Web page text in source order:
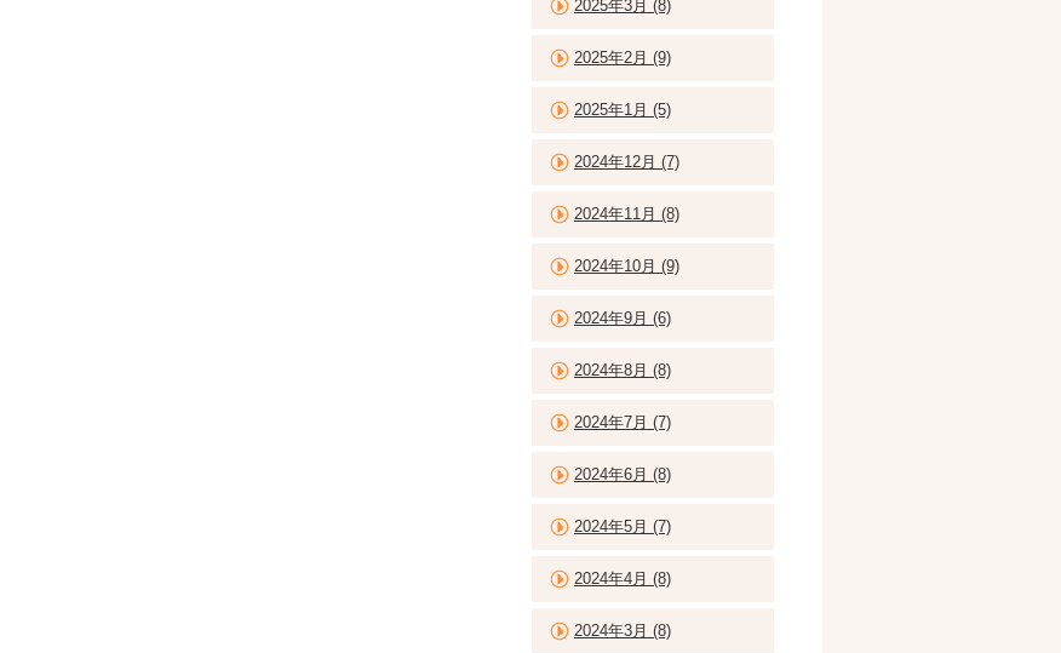
2025年3月 (8)
2025年2月 (9)
2025年1月 (5)
2024年12月 (7)
2024年11月 (8)
2024年10月 (9)
2024年9月 (6)
2024年8月 (8)
2024年7月 (7)
2024年6月 (8)
2024年5月 (7)
2024年4月 (8)
2024年3月 (8)